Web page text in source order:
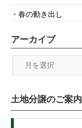
春の動き出し
アーカイブ
土地分譲のご案内